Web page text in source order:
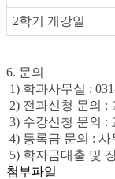
2학기 개강일
6. 문의
1) 학과사무실 :
2) 전과신청 문의 :
3) 수강신청 문의 :
4) 등록금 문의 : 사
5) 학자금대출 및
첨부파일